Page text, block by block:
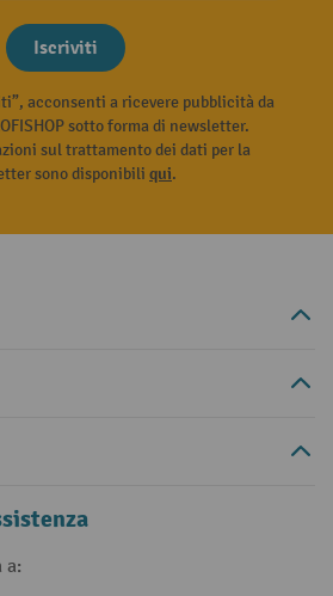
Iscriviti
acconsenti a ricevere pubblicità da
sotto forma di newsletter.
sul trattamento dei dati per la
sono disponibili qui.
a: